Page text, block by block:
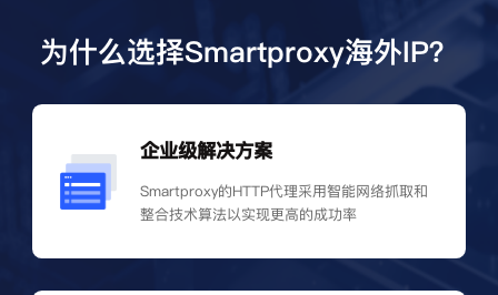
为什么选择Smartproxy海外IP？
企业级解决方案
Smartproxy的HTTP代理采用智能网络抓取和
整合技术算法以实现更高的成功率